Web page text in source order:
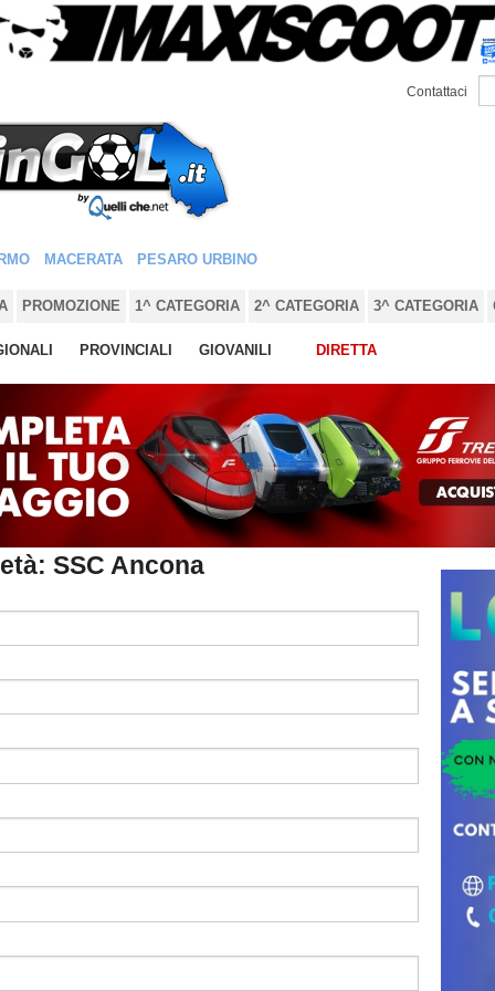
Contattaci
MACERATA PESARO URBINO
PROMOZIONE 1^ CATEGORIA 2^ CATEGORIA 3^ CATEGORIA
PROVINCIALI GIOVANILI DIRETTA
SSC Ancona